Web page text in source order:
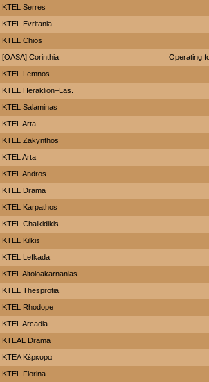
KTEL Serres
ΚΤΕL Evritania
KTEL Chios
[OASA] Corinthia Operating
KTEL Lemnos
KTEL Heraklion–Las.
KTEL Salaminas
KTEL Arta
KTEL Zakynthos
KTEL Arta
KTEL Andros
KTEL Drama
ΚΤΕL Karpathos
ΚΤΕL Chalkidikis
KTEL Kilkis
KTEL Lefkada
KTEL Aitoloakarnanias
KTEL Thesprotia
KTEL Rhodope
KTEL Arcadia
KTEAL Drama
ΚΤΕΛ Κέρκυρα
KTEL Florina